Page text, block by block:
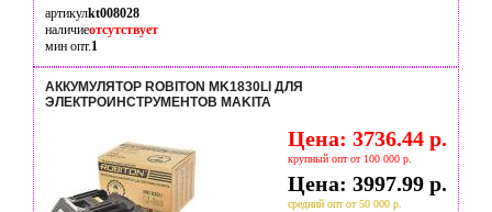
артикулkt008028
наличиеотсутствует
мин опт.1
АККУМУЛЯТОР ROBITON MK1830LI ДЛЯ
ЭЛЕКТРОИНСТРУМЕНТОВ MAKITA
Цена: 3736.44 р.
крупный опт от 100 000 р.
Цена: 3997.99 р.
средний опт от 50 000 р.